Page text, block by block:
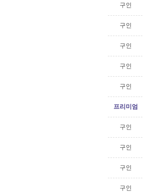
구인
구인
구인
구인
구인
프리미엄
구인
구인
구인
구인